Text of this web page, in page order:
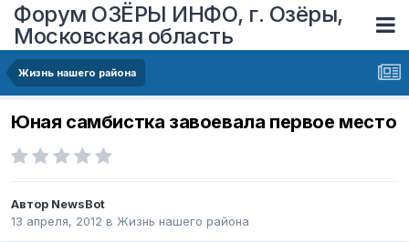
Форум ОЗЁРЫ ИНФО, г. Озёры,
Московская область
Жизнь нашего района
Юная самбистка завоевала первое место
Автор NewsBot
13 апреля, 2012 в Жизнь нашего района